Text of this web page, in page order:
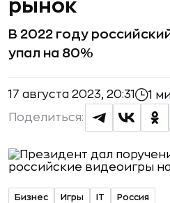
рынок
В 2022 году
упал на 80%
17 августа 2023, 20:31 1
Поделиться:
Бизнес Игры IT Россия